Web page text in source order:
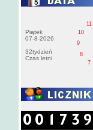
Piątek
07-8-2026
32tydzień
Czas letni
7
8
9
10
11